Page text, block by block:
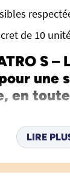
de 10
S –
une
en
SENI
conçu pour
souffrant
LIRE